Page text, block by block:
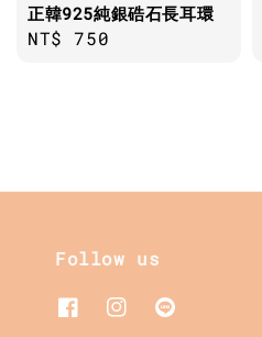
正韓925純銀硞石長耳環
Regular
NT$ 750
Follow us